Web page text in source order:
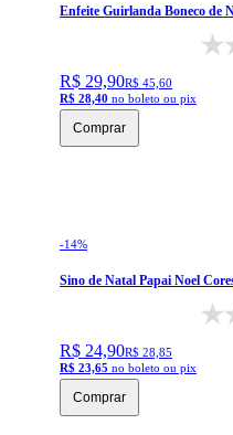
Enfeite Guirlanda Boneco de
R$ 29,90R$ 45,60
R$ 28,40 no boleto ou pix
Comprar
-14%
Sino de Natal Papai Noel
R$ 24,90R$ 28,85
R$ 23,65 no boleto ou pix
Comprar